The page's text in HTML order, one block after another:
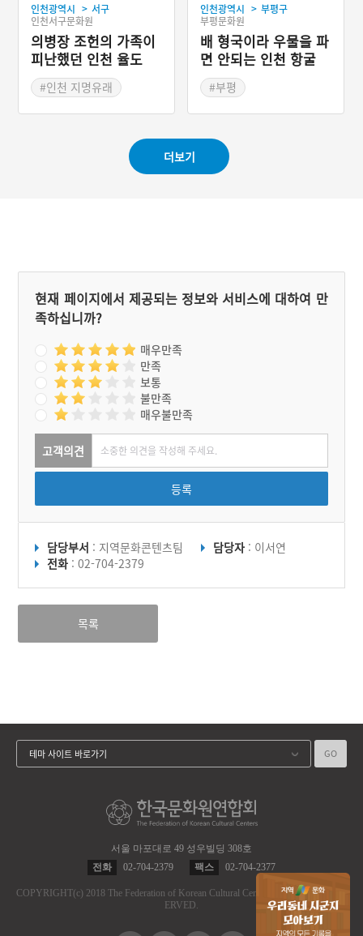
인천광역시 > 서구
인천서구문화원
의병장 조헌의 가족이
피난했던 인천 율도
#인천 지명유래
인천광역시 > 부평구
부평문화원
배 형국이라 우물을 파
면 안되는 인천 항굴
#부평
더보기
현재 페이지에서 제공되는 정보와 서비스에 대하여 만
족하십니까?
매우만족
만족
보통
불만족
매우불만족
고객의견
등록
담당부서 : 지역문화콘텐츠팀 담당자 : 이서연
전화 : 02-704-2379
목록
서울 마포대로 49 성우빌딩 308호
전화
02-704-2379 팩스 02-704-2377
COPYRIGHT(c) 2018 The Federation of Korean Cultural Centers.
ALL RIGHT RES
ERVED.
테마 사이트 바로가기 GO